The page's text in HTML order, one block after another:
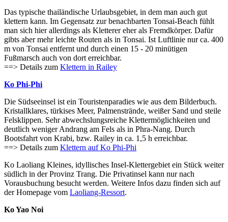
Das typische thailändische Urlaubsgebiet, in dem man auch gut
klettern kann. Im Gegensatz zur benachbarten Tonsai-Beach fühlt
man sich hier allerdings als Kletterer eher als Fremdkörper. Dafür
gibts aber mehr leichte Routen als in Tonsai. Ist Luftlinie nur ca. 400
m von Tonsai entfernt und durch einen 15 - 20 minütigen
Fußmarsch auch von dort erreichbar.
==> Details zum Klettern in Railey
Ko Phi-Phi
Die Südseeinsel ist ein Touristenparadies wie aus dem Bilderbuch.
Kristallklares, türkises Meer, Palmenstrände, weißer Sand und steile
Felsklippen. Sehr abwechslungsreiche Klettermöglichkeiten und
deutlich weniger Andrang am Fels als in Phra-Nang. Durch
Bootsfahrt von Krabi, bzw. Railey in ca. 1,5 h erreichbar.
==> Details zum Klettern auf Ko Phi-Phi
Ko Laoliang Kleines, idyllisches Insel-Klettergebiet ein Stück weiter
südlich in der Provinz Trang. Die Privatinsel kann nur nach
Vorausbuchung besucht werden. Weitere Infos dazu finden sich auf
der Homepage vom Laoliang-Ressort.
Ko Yao Noi